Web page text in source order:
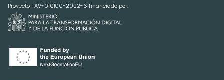
Proyecto FAV-010100-2022-6 financiado por: